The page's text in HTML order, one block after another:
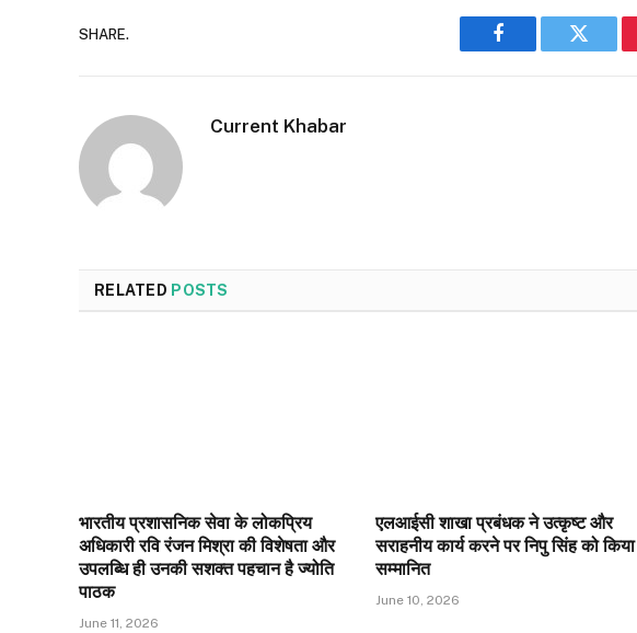
SHARE.
Facebook Twitter
Current Khabar
RELATED POSTS
भारतीय प्रशासनिक सेवा के लोकप्रिय
अधिकारी रवि रंजन मिश्रा की विशेषता और
उपलब्धि ही उनकी सशक्त पहचान है ज्योति
पाठक
June 11, 2026
एलआईसी शाखा प्रबंधक ने उत्कृष्ट और
सराहनीय कार्य करने पर निपु सिंह को किया
सम्मानित
June 10, 2026